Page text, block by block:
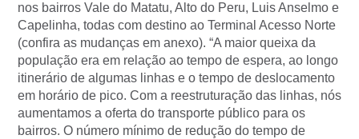
nos bairros Vale do Matatu, Alto do Peru, Luis Anselmo e
Capelinha, todas com destino ao Terminal Acesso Norte
(confira as mudanças em anexo). “A maior queixa da
população era em relação ao tempo de espera, ao longo
itinerário de algumas linhas e o tempo de deslocamento
em horário de pico. Com a reestruturação das linhas, nós
aumentamos a oferta do transporte público para os
bairros. O número mínimo de redução do tempo de